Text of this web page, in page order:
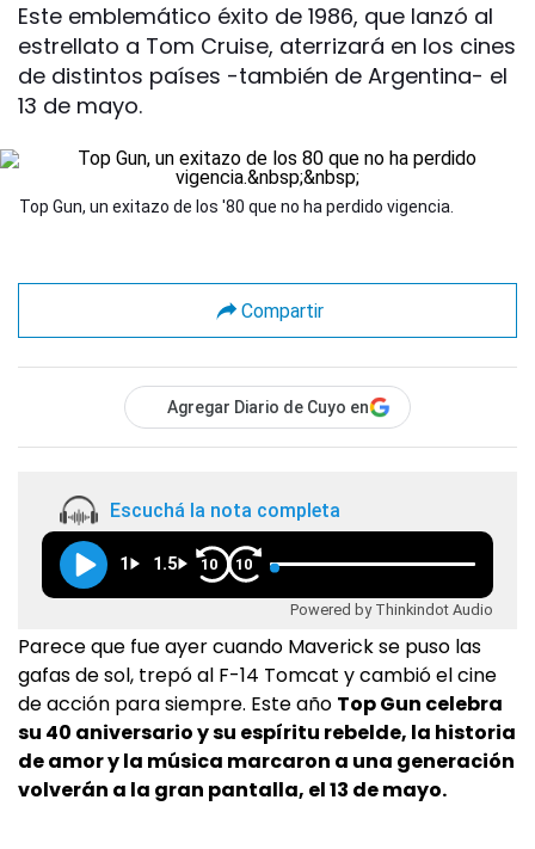
Este emblemático éxito de 1986, que lanzó al
estrellato a Tom Cruise, aterrizará en los cines
de distintos países -también de Argentina- el
13 de mayo.
Top Gun, un exitazo de los '80 que no ha perdido vigencia.
Compartir
Agregar Diario de Cuyo en
Escuchá la nota completa
1 1.5 10 10
Powered by Thinkindot Audio
Parece que fue ayer cuando Maverick se puso las
gafas de sol, trepó al F-14 Tomcat y cambió el cine
de acción para siempre. Este año Top Gun celebra
su 40 aniversario y su espíritu rebelde, la historia
de amor y la música marcaron a una generación
volverán a la gran pantalla, el 13 de mayo.